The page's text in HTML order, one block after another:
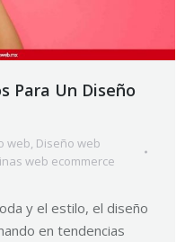
Para Un Diseño
web, Diseño web
web ecommerce
y el estilo, el diseño
en tendencias